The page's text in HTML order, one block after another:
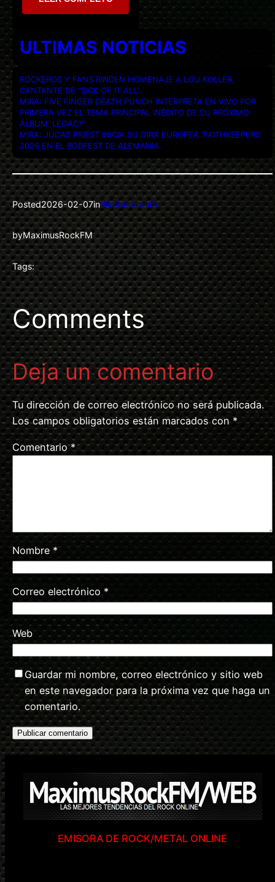
ULTIMAS NOTICIAS
ROCKEROS Y FANS RINDEN HOMENAJE A LOU KOLLER,
CANTANTE DE “SICK OF IT ALL”.
MIRA: FIVE FINGER DEATH PUNCH INTERPRETA EN VIVO POR
PRIMERA VEZ EL TEMA PRINCIPAL INÉDITO DE SU PRÓXIMO
ÁLBUM ‘LEGACY’.
MIRA: JUDAS PRIEST INICIA SU GIRA EUROPEA ‘FAITHKEEPERS’
2026 EN EL BOBFEST DE ALEMANIA.
Posted2026-02-07inBlabbermouth
byMaximusRockFM
Tags:
Comments
Deja un comentario
Tu dirección de correo electrónico no será publicada.
Los campos obligatorios están marcados con *
Comentario*
Nombre *
Correo electrónico *
Web
Guardar mi nombre, correo electrónico y sitio web
en este navegador para la próxima vez que haga un
comentario.
EMISORA DE ROCK/METAL ONLINE